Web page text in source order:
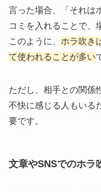
言った場合、「それは
コミを入れることで、
このように、 ホラ吹き
て使われることが多い
ただし、相手との関係
不快に感じる人もいる
要です。
文章やSNSでのホラ